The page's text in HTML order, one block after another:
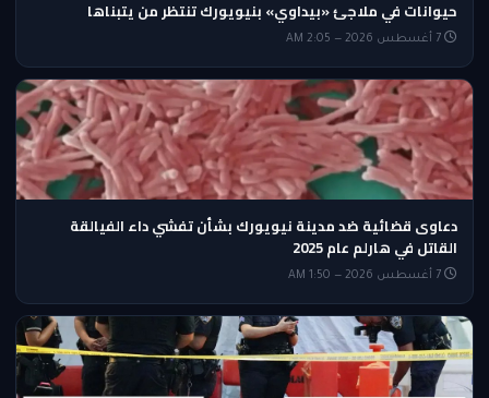
حيوانات في ملاجئ «بيداوي» بنيويورك تنتظر من يتبناها
دعاوى قضائية ضد مدينة نيويورك بشأن تفشي داء الفيالقة
القاتل في هارلم عام 2025